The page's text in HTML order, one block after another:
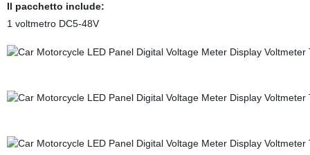
Il pacchetto include:
1 voltmetro DC5-48V